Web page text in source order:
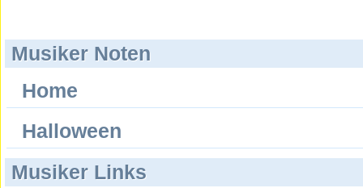
Musiker Noten
Home
Halloween
Musiker Links